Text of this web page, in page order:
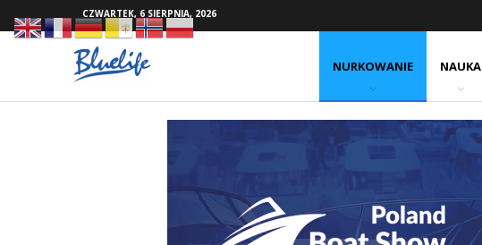
CZWARTEK, 6 SIERPNIA, 2026
NURKOWANIE NAUKA